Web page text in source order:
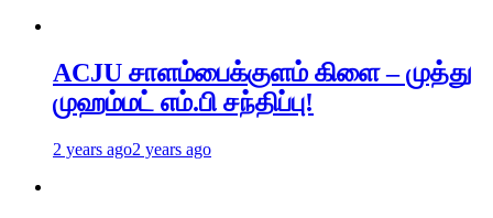
ACJU சாளம்பைக்குளம் கிளை – முத்து
முஹம்மட் எம்.பி சந்திப்பு!
2 years ago2 years ago